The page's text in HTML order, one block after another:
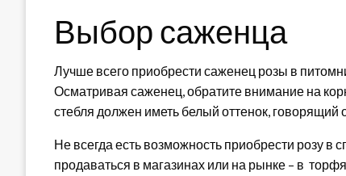
Выбор саженца
Лучше всего приобрести саженец розы в
Осматривая саженец, обратите внимание на
стебля должен иметь белый оттенок, говорящий
Не всегда есть возможность приобрести розу
продаваться в магазинах или на рынке – в